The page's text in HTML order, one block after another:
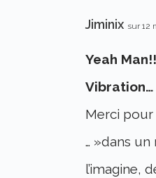
Jiminix sur 12
Yeah
Vibration…
Merci pour
… »dans
l’imagine,